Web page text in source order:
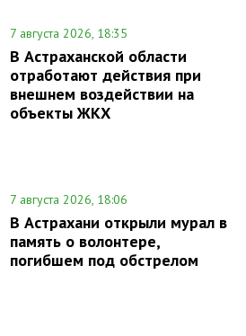
7 августа 2026, 18:35
В Астраханской области
отработают действия при
внешнем воздействии на
объекты ЖКХ
7 августа 2026, 18:06
В Астрахани открыли мурал в
память о волонтере,
погибшем под обстрелом